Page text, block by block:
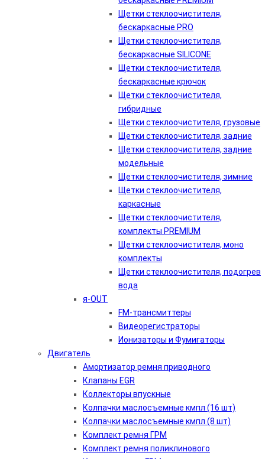
Щетки стеклоочистителя,
бескаркасные PRO
Щетки стеклоочистителя,
бескаркасные SILICONE
Щетки стеклоочистителя,
бескаркасные крючок
Щетки стеклоочистителя,
гибридные
Щетки стеклоочистителя, грузовые
Щетки стеклоочистителя, задние
Щетки стеклоочистителя, задние
модельные
Щетки стеклоочистителя, зимние
Щетки стеклоочистителя,
каркасные
Щетки стеклоочистителя,
комплекты PREMIUM
Щетки стеклоочистителя, моно
комплекты
Щетки стеклоочистителя, подогрев
вода
я-OUT
FM-трансмиттеры
Видеорегистраторы
Ионизаторы и Фумигаторы
Двигатель
Амортизатор ремня приводного
Клапаны EGR
Коллекторы впускные
Колпачки маслосъемные кмпл (16 шт)
Колпачки маслосъемные кмпл (8 шт)
Комплект ремня ГРМ
Комплект ремня поликлинового